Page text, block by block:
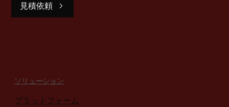
見積依頼
ソリューション
プラットフォーム